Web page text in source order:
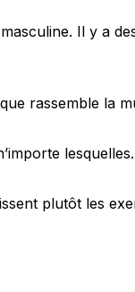
Il y a
rassemble la
plutôt les